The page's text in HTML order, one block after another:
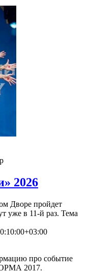
2026
Дворе пройдет
уже в 11-й раз. Тема
про событие
2017.